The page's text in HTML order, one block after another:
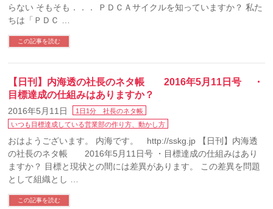
らない そもそも．．． ＰＤＣＡサイクルを知っていますか？ 私た
ちは「ＰＤＣ …
この記事を読む
【日刊】内海透の社長のネタ帳 2016年5月11日号 ・
目標達成の仕組みはありますか？
2016年5月11日
1日1分 社長のネタ帳
いつも目標達成している営業部の作り方、動かし方
おはようございます。 内海です。 http://sskg.jp 【日刊】内海透
の社長のネタ帳 2016年5月11日号 ・目標達成の仕組みはあり
ますか？ 目標と現状との間には差異があります。 この差異を問題
として組織とし …
この記事を読む